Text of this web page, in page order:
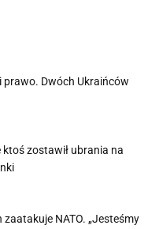
prawo. Dwóch Ukraińców
ktoś zostawił ubrania na
NATO. „Jesteśmy